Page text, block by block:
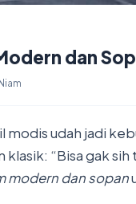
dan
modis udah jadi
klasik: “Bisa gak sih
modern dan sopan